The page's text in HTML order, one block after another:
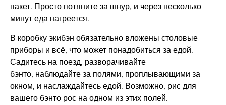
пакет. Просто потяните за шнур, и через несколько
минут еда нагреется.
В коробку экибэн обязательно вложены столовые
приборы и всё, что может понадобиться за едой.
Садитесь на поезд, разворачивайте
бэнто, наблюдайте за полями, проплывающими за
окном, и наслаждайтесь едой. Возможно, рис для
вашего бэнто рос на одном из этих полей.